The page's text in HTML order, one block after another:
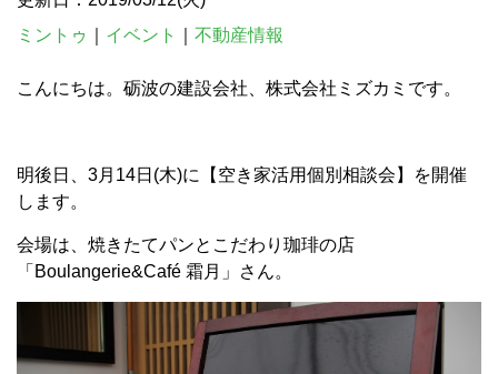
ミントゥ
イベント 不動産情報
こんにちは。砺波の建設会社、株式会社ミズカミです。
明後日、3月14日(木)に【空き家活用個別相談会】を開催
します。
会場は、焼きたてパンとこだわり珈琲の店
「Boulangerie&Café 霜月」さん。